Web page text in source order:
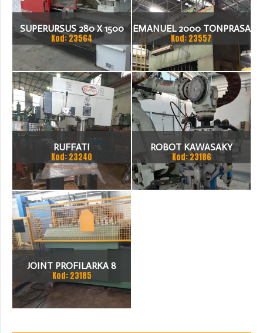
SUPERURSUS 280 X 1500
TOKARKA
Kod: 23564
EMANUEL 2000 TONPRASA
HYDRAULICZNA 3200 X
2000
Kod: 23557
RUFFATI
Kod: 23240
ROBOT KAWASAKY
Kod: 23186
JOINT PROFILARKA 8
STACJI
Kod: 23185